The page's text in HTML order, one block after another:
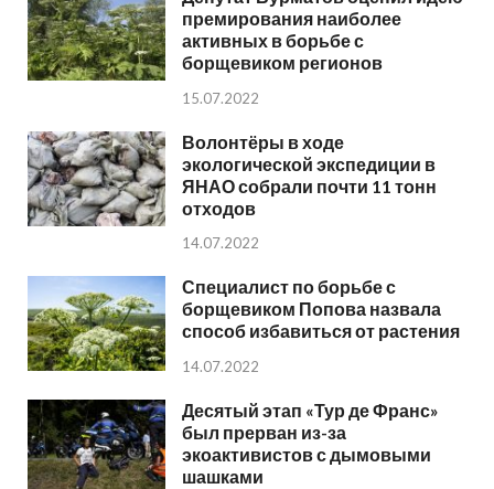
премирования наиболее
активных в борьбе с
борщевиком регионов
15.07.2022
Волонтёры в ходе
экологической экспедиции в
ЯНАО собрали почти 11 тонн
отходов
14.07.2022
Специалист по борьбе с
борщевиком Попова назвала
способ избавиться от растения
14.07.2022
Десятый этап «Тур де Франс»
был прерван из-за
экоактивистов с дымовыми
шашками